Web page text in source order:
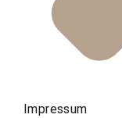
Impressum